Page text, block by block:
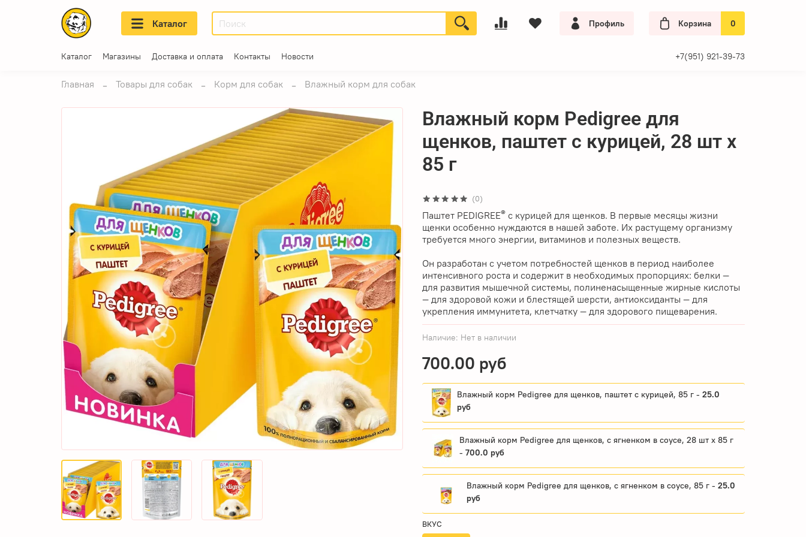
Каталог Профиль Корзина 0
Каталог Магазины Доставка и оплата Контакты Новости +7(951) 921-39-73
Главная Товары для собак Корм для собак Влажный корм для собак
(0)
Наличие: Нет в наличии
Влажный корм Pedigree для
щенков, паштет с курицей, 28 шт x
85 г
700.00 руб
Влажный корм Pedigree для щенков, паштет с курицей, 85 г - 25.0
руб
Влажный корм Pedigree для щенков, с ягненком в соусе, 28 шт x 85 г
- 700.0 руб
Влажный корм Pedigree для щенков, с ягненком в соусе, 85 г - 25.0
руб
ВКУС
Паштет PEDIGREE® c курицей для щенков. В первые месяцы жизни
щенки особенно нуждаются в нашей заботе. Их растущему организму
требуется много энергии, витаминов и полезных веществ.
Он разработан с учетом потребностей щенков в период наиболее
интенсивного роста и содержит в необходимых пропорциях: белки —
для развития мышечной системы, полиненасыщенные жирные кислоты
— для здоровой кожи и блестящей шерсти, антиоксиданты — для
укрепления иммунитета, клетчатку — для здорового пищеварения.